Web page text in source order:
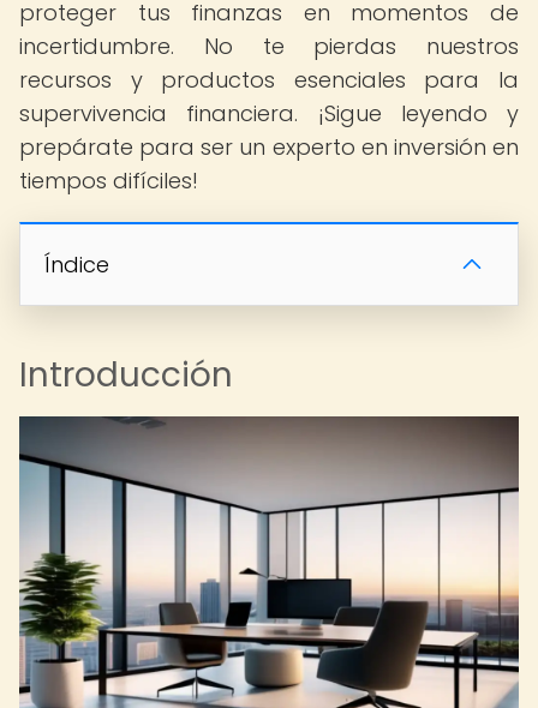
proteger tus finanzas en momentos de
incertidumbre. No te pierdas nuestros
recursos y productos esenciales para la
supervivencia financiera. ¡Sigue leyendo y
prepárate para ser un experto en inversión en
tiempos difíciles!
Índice
Introducción